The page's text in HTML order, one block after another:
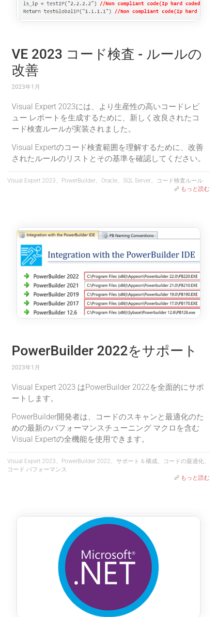
VE 2023 コード検査 - ルールの
改善
2023年1月
Visual Expert 2023には、より生産性の高いコードレビ
ュー レポートを生成するために、新しく改良されたコ
ード検査ルールが実装されました。
Visual Expertのコード検査範囲を理解するために、改善
されたルールのリストとその基準を確認してください。
Visual Expert 2023、PowerBuilder、Oracle、SQL Server、コード検査ルール
もっと読む
PowerBuilder 2022をサポート
2023年1月
Visual Expert 2023 はPowerBuilder 2022を全面的にサポ
ートします。
PowerBuilder開発者は、コードのスキャンと最適化のた
めの最新のパフォーマンスチューニング マクロを含む
Visual Expertの全機能を使用できます。
Visual Expert 2023、PowerBuilder 2022、サポート & 構成、コードの最適化、
コード パフォーマンス
もっと読む